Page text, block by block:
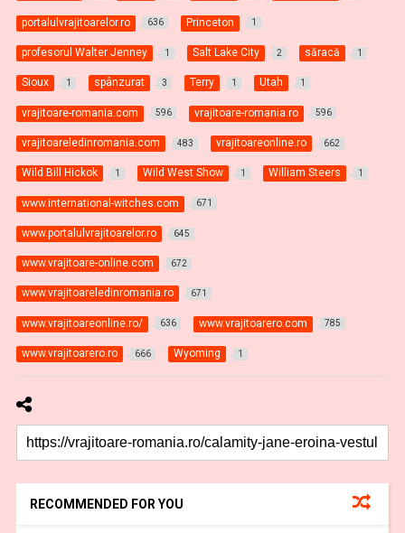
portalulvrajitoarelor.ro 636 Princeton 1
profesorul Walter Jenney 1 Salt Lake City 2 săracă 1
Sioux 1 spânzurat 3 Terry 1 Utah 1
vrajitoare-romania.com 596 vrajitoare-romania.ro 596
vrajitoareledinromania.com 483 vrajitoareonline.ro 662
Wild Bill Hickok 1 Wild West Show 1 William Steers 1
www.international-witches.com 671
www.portalulvrajitoarelor.ro 645
www.vrajitoare-online.com 672
www.vrajitoareledinromania.ro 671
www.vrajitoareonline.ro/ 636 www.vrajitoarero.com 785
www.vrajitoarero.ro 666 Wyoming 1
RECOMMENDED FOR YOU